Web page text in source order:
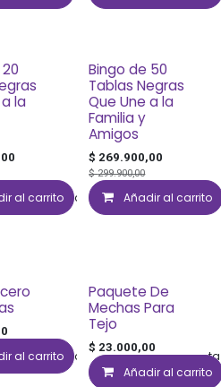
a lista de deseos
la
al carrito Añadir a
Bingo de 50
Tablas Negras
Que Une a la
Familia y
Amigos
$ 269.900,00
$299.900,00
Añadir al carrito
a lista de deseos
al carrito Añadir a
Paquete De
Mechas Para
Tejo
$ 23.000,00
Añadir al carrito